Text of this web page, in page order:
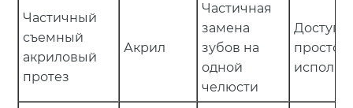
Частичный
съемный
акриловый
протез
Акрил
Частичная
замена
зубов на
одной
челюсти
простота